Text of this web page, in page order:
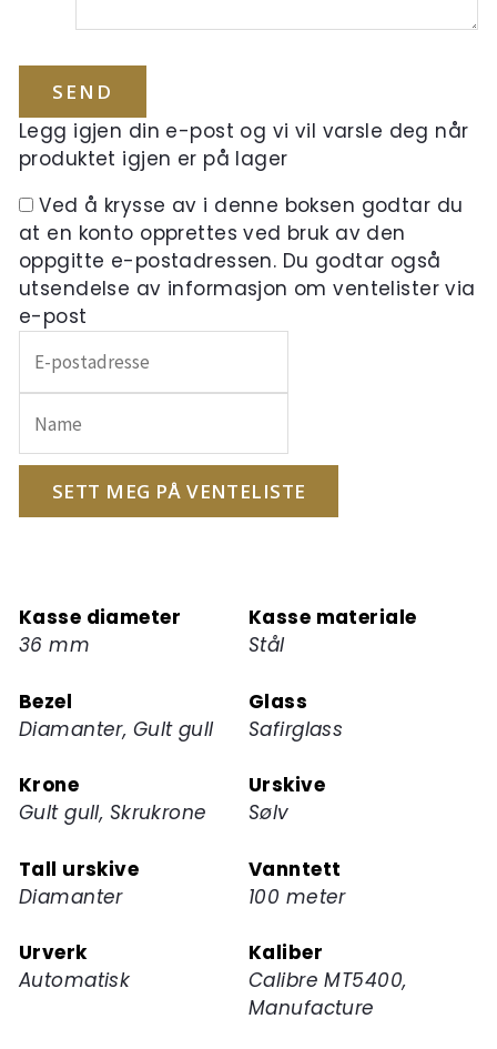
Legg igjen din e-post og vi vil varsle deg når
produktet igjen er på lager
Ved å krysse av i denne boksen godtar du
at en konto opprettes ved bruk av den
oppgitte e-postadressen. Du godtar også
utsendelse av informasjon om ventelister via
e-post
inn
e-
postadressen
din
ventelisten
for
produktet
SETT MEG PÅ VENTELISTE
Kasse diameter
36 mm
Kasse materiale
Stål
Bezel
Diamanter, Gult gull
Glass
Safirglass
Krone
Gult gull, Skrukrone
Urskive
Sølv
Tall urskive
Diamanter
Vanntett
100 meter
Urverk
Automatisk
Kaliber
Calibre MT5400,
Manufacture